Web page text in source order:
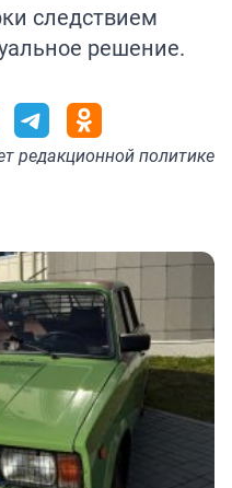
следствием
решение.
редакционной политике